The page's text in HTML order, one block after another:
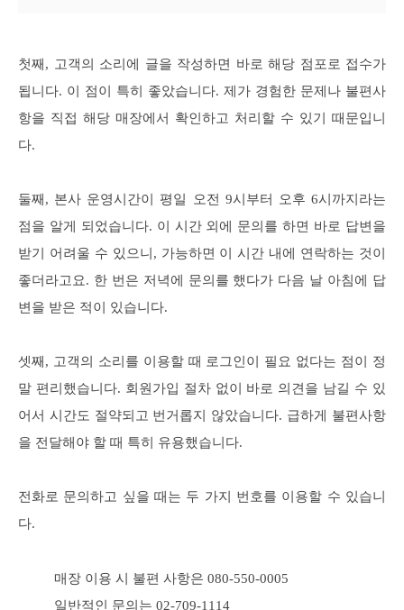
첫째, 고객의 소리에 글을 작성하면 바로 해당 점포로 접수가
됩니다. 이 점이 특히 좋았습니다. 제가 경험한 문제나 불편사
항을 직접 해당 매장에서 확인하고 처리할 수 있기 때문입니
다.
둘째, 본사 운영시간이 평일 오전 9시부터 오후 6시까지라는
점을 알게 되었습니다. 이 시간 외에 문의를 하면 바로 답변을
받기 어려울 수 있으니, 가능하면 이 시간 내에 연락하는 것이
좋더라고요. 한 번은 저녁에 문의를 했다가 다음 날 아침에 답
변을 받은 적이 있습니다.
셋째, 고객의 소리를 이용할 때 로그인이 필요 없다는 점이 정
말 편리했습니다. 회원가입 절차 없이 바로 의견을 남길 수 있
어서 시간도 절약되고 번거롭지 않았습니다. 급하게 불편사항
을 전달해야 할 때 특히 유용했습니다.
전화로 문의하고 싶을 때는 두 가지 번호를 이용할 수 있습니
다.
매장 이용 시 불편 사항은 080-550-0005
일반적인 문의는 02-709-1114